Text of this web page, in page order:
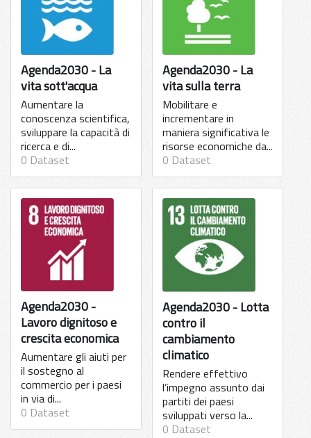
Agenda2030 - La
vita sott'acqua
Aumentare la
conoscenza scientifica,
sviluppare la capacità di
ricerca e di...
0 Dataset
Agenda2030 - La
vita sulla terra
Mobilitare e
incrementare in
maniera significativa le
risorse economiche da...
0 Dataset
Agenda2030 -
Lavoro dignitoso e
crescita economica
Aumentare gli aiuti per
il sostegno al
commercio per i paesi
in via di...
0 Dataset
Agenda2030 - Lotta
contro il
cambiamento
climatico
Rendere effettivo
l’impegno assunto dai
partiti dei paesi
sviluppati verso la...
0 Dataset